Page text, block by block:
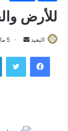
للأرض
البعيد
س
ل
5 مايو، 2015